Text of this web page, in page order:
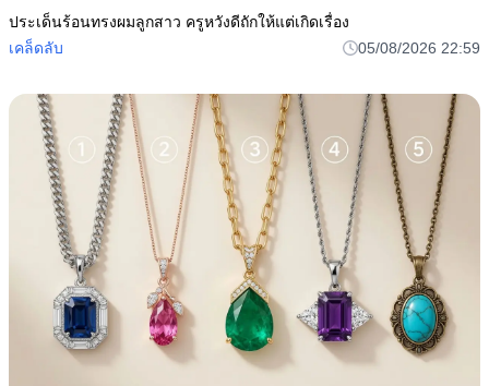
ประเด็นร้อนทรงผมลูกสาว ครูหวังดีถักให้แต่เกิดเรื่อง
เคล็ดลับ
05/08/2026 22:59